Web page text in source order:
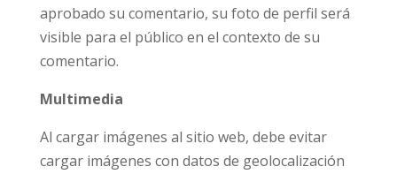
aprobado su comentario, su foto de perfil será
visible para el público en el contexto de su
comentario.
Multimedia
Al cargar imágenes al sitio web, debe evitar
cargar imágenes con datos de geolocalización